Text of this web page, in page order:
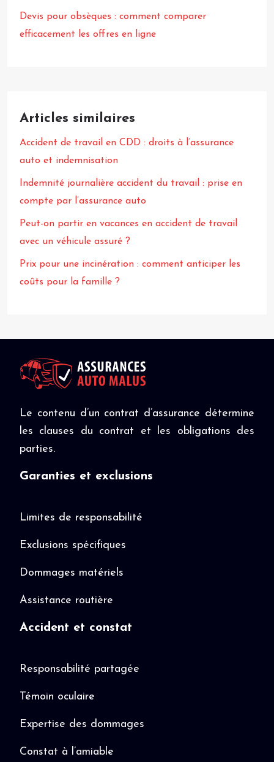
Devis pour obsèques : comment comparer
efficacement les offres en ligne
Articles similaires
Accident de travail en CDD : droits à l’assurance
auto et indemnisation
Indemnité journalière accident du travail : prise en
compte par l’assurance auto
Peut-on partir en vacances en accident de travail
avec un véhicule assuré ?
Prix pour une incinération : comment anticiper les
coûts pour la famille ?
Le contenu d’un contrat d’assurance détermine
les clauses du contrat et les obligations des
parties.
Garanties et exclusions
Limites de responsabilité
Exclusions spécifiques
Dommages matériels
Assistance routière
Accident et constat
Responsabilité partagée
Témoin oculaire
Expertise des dommages
Constat à l’amiable